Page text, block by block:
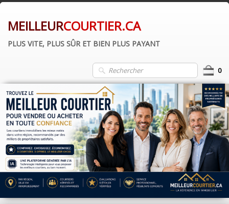
MEILLEURCOURTIER.CA
PLUS VITE, PLUS SÛR ET BIEN PLUS PAYANT
0